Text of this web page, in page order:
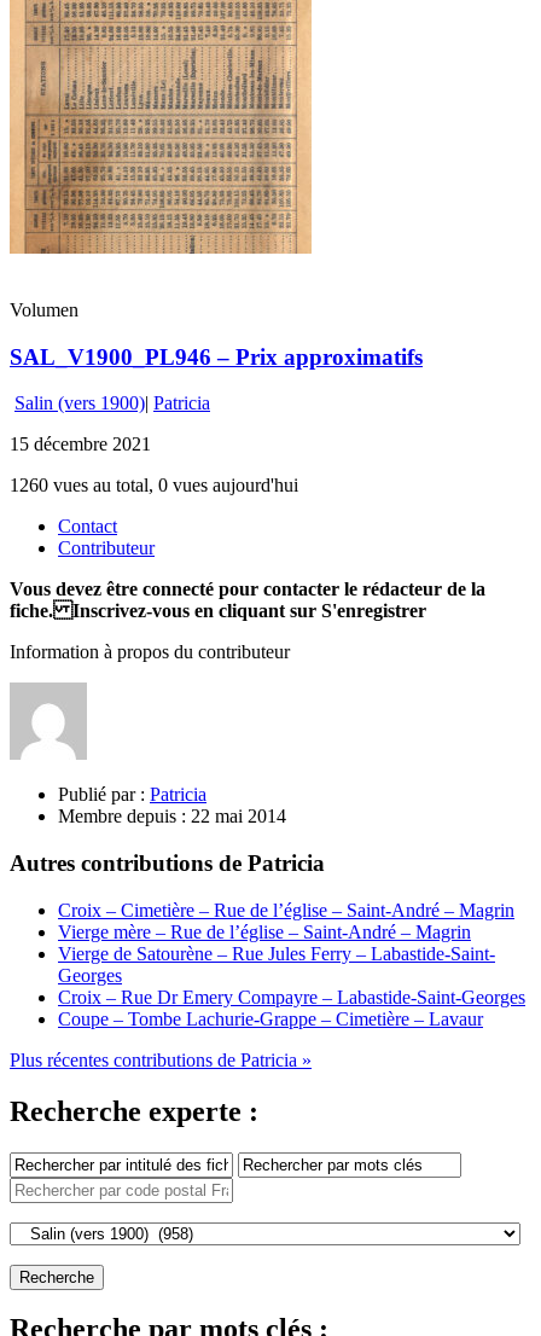
Volumen
SAL_V1900_PL946 – Prix approximatifs
Salin (vers 1900)| Patricia
15 décembre 2021
1260 vues au total, 0 vues aujourd'hui
Contact
Contributeur
Vous devez être connecté pour contacter le rédacteur de la
fiche. Inscrivez-vous en cliquant sur S'enregistrer
Information à propos du contributeur
Publié par : Patricia
Membre depuis : 22 mai 2014
Autres contributions de Patricia
Croix – Cimetière – Rue de l’église – Saint-André – Magrin
Vierge mère – Rue de l’église – Saint-André – Magrin
Vierge de Satourène – Rue Jules Ferry – Labastide-Saint-
Georges
Croix – Rue Dr Emery Compayre – Labastide-Saint-Georges
Coupe – Tombe Lachurie-Grappe – Cimetière – Lavaur
Plus récentes contributions de Patricia »
Recherche experte :
Recherche par mots clés :